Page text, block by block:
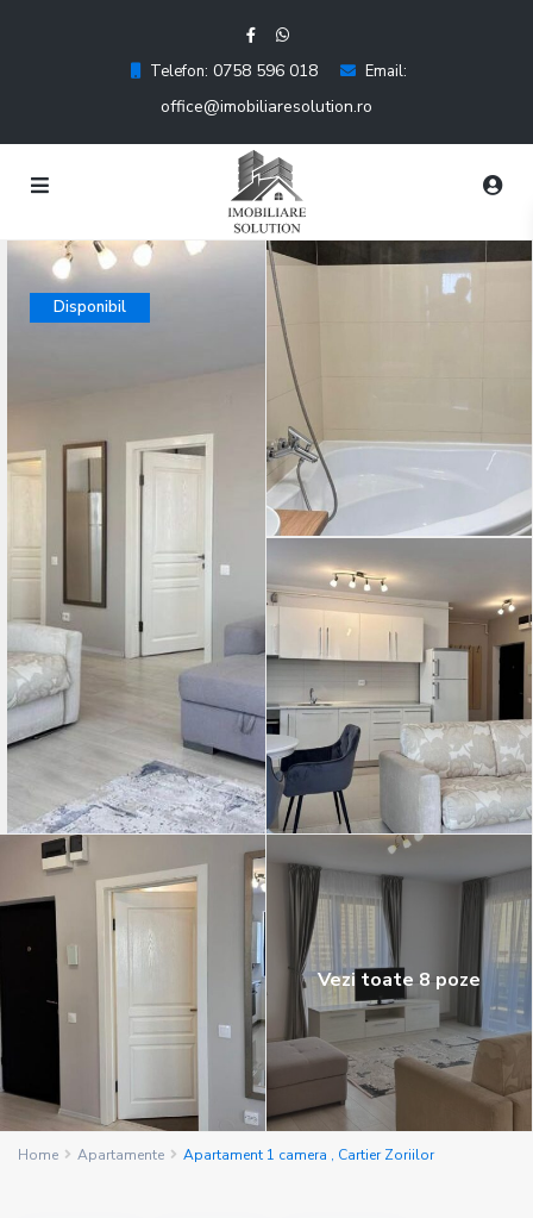
Telefon: 0758 596 018 Email:
office@imobiliaresolution.ro
Disponibil
Vezi toate 8 poze
Home Apartamente Apartament 1 camera , Cartier Zoriilor